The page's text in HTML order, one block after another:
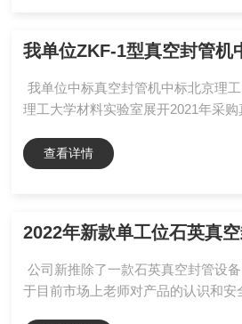
我单位中标真空封管机中标北京理
理工大学材料实验室展开2021年采
求，再次中标。ZKF-1型真空封管机
在几分钟内将20MM左右的石英管进
查看详情
2022年新款单工位石英真
公司新推除了一款石英真空封管设
于目前市场上老师对产品的认识和